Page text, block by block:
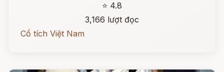
⭐ 4.8
3,166 lượt đọc
Cổ tích Việt Nam